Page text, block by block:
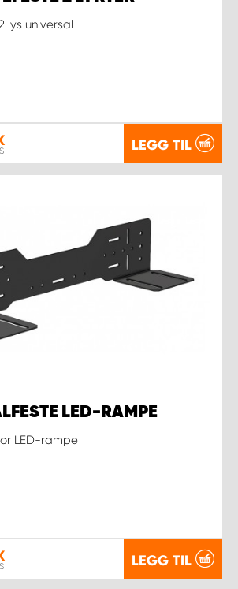
lys universal
LEGG TIL
LED-RAMPE
LED-rampe
LEGG TIL